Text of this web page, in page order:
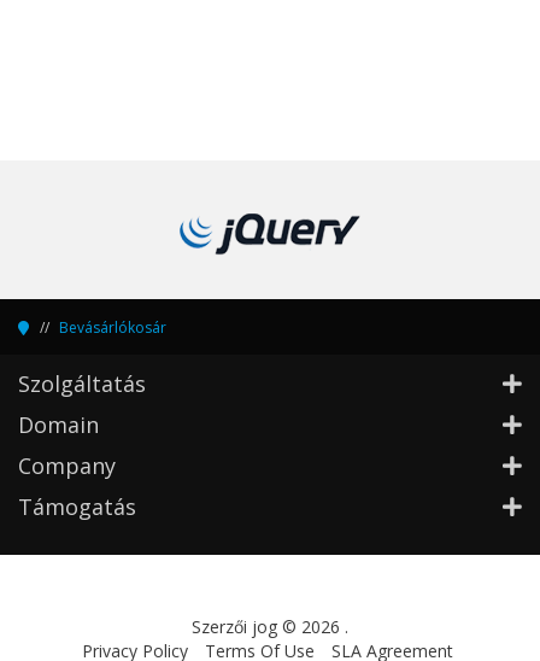
Bevásárlókosár
Szolgáltatás
Domain
Company
Támogatás
Szerzői jog © 2026 .
Privacy Policy
Terms Of Use SLA Agreement